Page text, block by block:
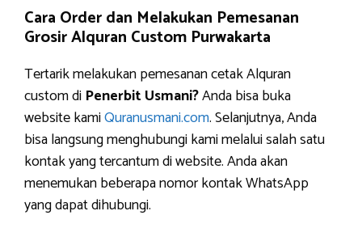
Cara Order dan Melakukan Pemesanan
Grosir Alquran Custom Purwakarta
Tertarik melakukan pemesanan cetak Alquran
custom di Penerbit Usmani?Anda bisa buka
website kamiQuranusmani.com. Selanjutnya, Anda
bisa langsung menghubungi kami melalui salah satu
kontak yang tercantum di website. Anda akan
menemukan beberapa nomor kontak WhatsApp
yang dapat dihubungi.